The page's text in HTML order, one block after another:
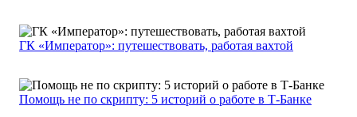
ГК «Император»: путешествовать, работая вахтой
Помощь не по скрипту: 5 историй о работе в Т-Банке